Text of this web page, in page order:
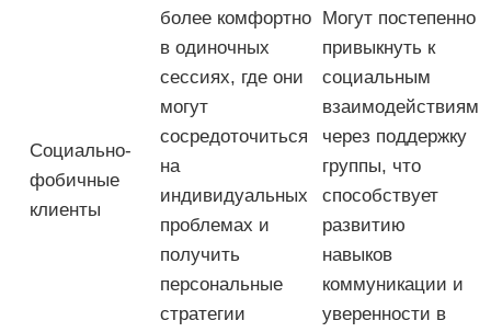
Социально-
фобичные
клиенты
более комфортно
в одиночных
сессиях, где они
могут
сосредоточиться
на
индивидуальных
проблемах и
получить
персональные
стратегии
Могут постепенно
привыкнуть к
социальным
взаимодействиям
через поддержку
группы, что
способствует
развитию
навыков
коммуникации и
уверенности в